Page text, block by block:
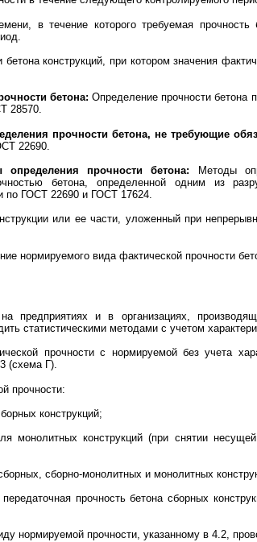
в течение которого требуемая
бетона конструкций, при котором значения
бетона: Определение прочности бетона
28570.
прочности бетона, не требующие
22690.
прочности бетона: Методы
бетона, определенной одним из
по ГОСТ 22690 и ГОСТ 17624.
или ее части, уложенный при
нормируемого вида фактической прочности
предприятиях и в организациях,
статистическими методами с учетом
прочности с нормируемой без учета
(схема Г).
прочности:
конструкций;
монолитных конструкций (при снятии
сборно-монолитных и монолитных
прочность бетона сборных
нормируемой прочности, указанному в 4.2,